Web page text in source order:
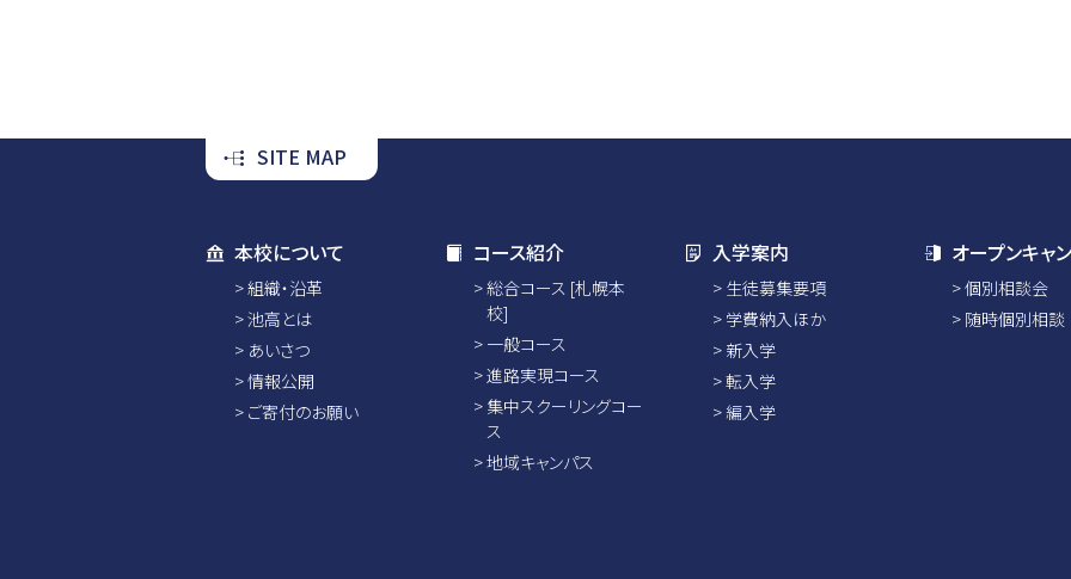
SITE MAP
本校について
組織・沿革
池高とは
あいさつ
情報公開
ご寄付のお願い
コース紹介
総合コース [札幌本
校]
一般コース
進路実現コース
集中スクーリングコー
ス
地域キャンパス
入学案内
生徒募集要項
学費納入ほか
新入学
転入学
編入学
オープンキャ
個別相談会
随時個別相談